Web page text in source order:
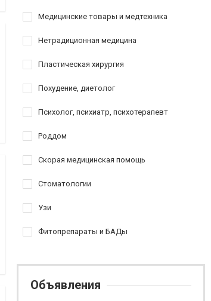
Медицинские товары и медтехника
Нетрадиционная медицина
Пластическая хирургия
Похудение, диетолог
Психолог, психиатр, психотерапевт
Роддом
Скорая медицинская помощь
Стоматологии
Узи
Фитопрепараты и БАДы
Объявления